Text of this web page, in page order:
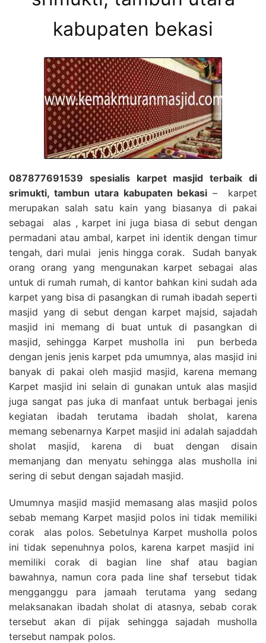
kabupaten bekasi
087877691539 spesialis karpet masjid terbaik di
srimukti, tambun utara kabupaten bekasi – karpet
merupakan salah satu kain yang biasanya di pakai
sebagai alas , karpet ini juga biasa di sebut dengan
permadani atau ambal, karpet ini identik dengan timur
tengah, dari mulai jenis hingga corak. Sudah banyak
orang orang yang mengunakan karpet sebagai alas
untuk di rumah rumah, di kantor bahkan kini sudah ada
karpet yang bisa di pasangkan di rumah ibadah seperti
masjid yang di sebut dengan karpet majsid, sajadah
masjid ini memang di buat untuk di pasangkan di
masjid, sehingga Karpet musholla ini pun berbeda
dengan jenis jenis karpet pda umumnya, alas masjid ini
banyak di pakai oleh masjid masjid, karena memang
Karpet masjid ini selain di gunakan untuk alas masjid
juga sangat pas juka di manfaat untuk berbagai jenis
kegiatan ibadah terutama ibadah sholat, karena
memang sebenarnya Karpet masjid ini adalah sajaddah
sholat masjid, karena di buat dengan disain
memanjang dan menyatu sehingga alas musholla ini
sering di sebut dengan sajadah masjid.
Umumnya masjid masjid memasang alas masjid polos
sebab memang Karpet masjid polos ini tidak memiliki
corak alas polos. Sebetulnya Karpet musholla polos
ini tidak sepenuhnya polos, karena karpet masjid ini
memiliki corak di bagian line shaf atau bagian
bawahnya, namun cora pada line shaf tersebut tidak
mengganggu para jamaah terutama yang sedang
melaksanakan ibadah sholat di atasnya, sebab corak
tersebut akan di pijak sehingga sajadah musholla
tersebut nampak polos.